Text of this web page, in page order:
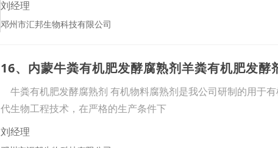
刘经理
邓州市汇邦生物科技有限公司
16、内蒙牛粪有机肥发酵腐熟剂羊粪有机肥发酵
牛粪有机肥发酵腐熟剂 有机物料腐熟剂是我公司研制的用于
代生物工程技术，在严格的生产条件下
刘经理